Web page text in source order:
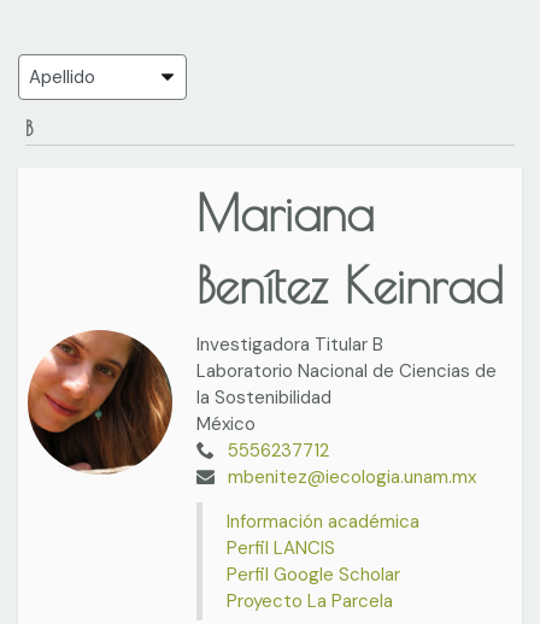
B
Mariana
Benítez Keinrad
Investigadora Titular B
Laboratorio Nacional de Ciencias de
la Sostenibilidad
México
5556237712
mbenitez@iecologia.unam.mx
Información académica
Perfil LANCIS
Perfil Google Scholar
Proyecto La Parcela